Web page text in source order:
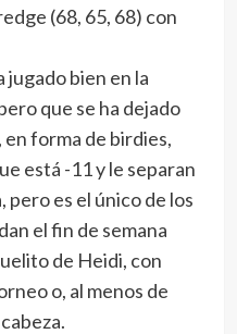
(68, 65, 68) con
jugado bien en la
que se ha dejado
en forma de birdies,
está -11 y le separan
pero es el único de los
el fin de semana
de Heidi, con
o, al menos de